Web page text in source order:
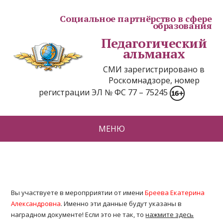
Социальное партнёрство в сфере
образования
Педагогический
альманах
СМИ зарегистрировано в
Роскомнадзоре, номер
регистрации ЭЛ № ФС 77 – 75245
МЕНЮ
Вы участвуете в меропрриятии от имениБреева Екатерина
Александровна. Именно эти данные будут указаны в
наградном документе! Если это не так, тонажмите здесь